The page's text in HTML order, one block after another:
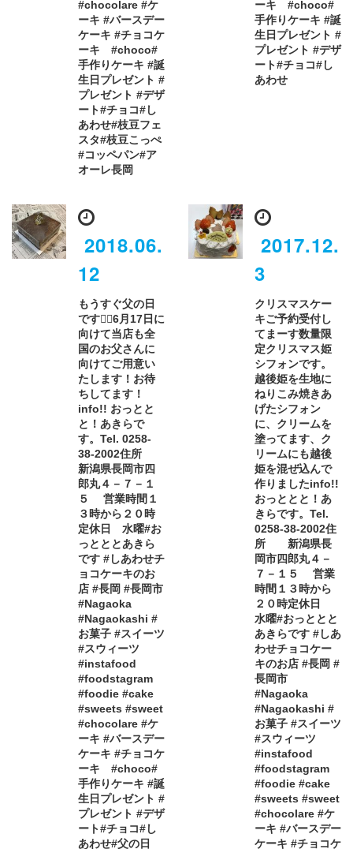
#chocolare #ケ
ーキ #バースデー
ケーキ #チョコケ
ーキ #choco#
手作りケーキ #誕
生日プレゼント #
プレゼント #デザ
ート#チョコ#し
あわせ#枝豆フェ
スタ#枝豆こっぺ
#コッペパン#ア
オーレ長岡
ーキ #choco#
手作りケーキ #誕
生日プレゼント #
プレゼント #デザ
ート#チョコ#し
あわせ
2018.06.
12
もうすぐ父の日
ですね🏻6月17日に
向けて当店も全
国のお父さんに
向けてご用意い
たします！お待
ちしてます！
info!! おっとと
と！あきらで
す。Tel. 0258-
38-2002住所
新潟県長岡市四
郎丸４－７－１
５ 営業時間１
３時から２０時
定休日 水曜#お
っとととあきら
です #しあわせチ
ョコケーキのお
店 #長岡 #長岡市
#Nagaoka
#Nagaokashi #
お菓子 #スイーツ
#スウィーツ
#instafood
#foodstagram
#foodie #cake
#sweets #sweet
#chocolare #ケ
ーキ #バースデー
ケーキ #チョコケ
ーキ #choco#
手作りケーキ #誕
生日プレゼント #
プレゼント #デザ
ート#チョコ#し
あわせ#父の日
2017.12.
3
クリスマスケー
キご予約受付し
てまーす数量限
定クリスマス姫
シフォンです。
越後姫を生地に
ねりこみ焼きあ
げたシフォン
に、クリームを
塗ってます、ク
リームにも越後
姫を混ぜ込んで
作りましたinfo!!
おっととと！あ
きらです。Tel.
0258-38-2002住
所 新潟県長
岡市四郎丸４－
７－１５ 営業
時間１３時から
２０時定休日
水曜#おっととと
あきらです #しあ
わせチョコケー
キのお店 #長岡 #
長岡市
#Nagaoka
#Nagaokashi #
お菓子 #スイーツ
#スウィーツ
#instafood
#foodstagram
#foodie #cake
#sweets #sweet
#chocolare #ケ
ーキ #バースデー
ケーキ #チョコケ